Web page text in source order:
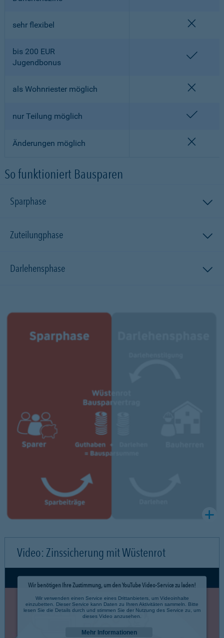
sehr flexibel
bis 200 EUR
Jugendbonus
als Wohnriester möglich
nur Teilung möglich
Änderungen möglich
So funktioniert Bausparen
Sparphase
Zuteilungphase
Darlehensphase
Video: Zinssicherung mit Wüstenrot
Wir benötigen Ihre Zustimmung, um den YouTube Video-Service zu laden!
Wir verwenden einen Service eines Drittanbieters, um Videoinhalte
einzubetten. Dieser Service kann Daten zu Ihren Aktivitäten sammeln. Bitte
lesen Sie die Details durch und stimmen Sie der Nutzung des Service zu, um
dieses Video anzusehen.
Mehr Informationen